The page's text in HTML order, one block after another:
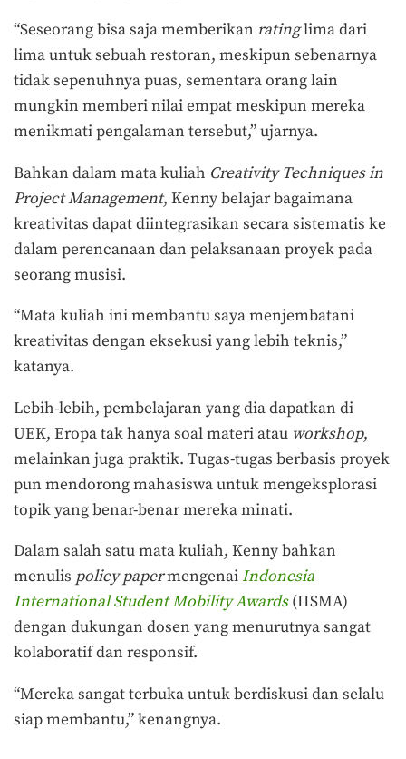
“Seseorang bisa saja memberikan ratinglima dari
lima untuk sebuah restoran, meskipun sebenarnya
tidak sepenuhnya puas, sementara orang lain
mungkin memberi nilai empat meskipun mereka
menikmati pengalaman tersebut,” ujarnya.
Bahkan dalam mata kuliah Creativity Techniques in
Project Management, Kenny belajar bagaimana
kreativitas dapat diintegrasikan secara sistematis ke
dalam perencanaan dan pelaksanaan proyek pada
seorang musisi.
“Mata kuliah ini membantu saya menjembatani
kreativitas dengan eksekusi yang lebih teknis,”
katanya.
Lebih-lebih, pembelajaran yang dia dapatkan di
UEK, Eropa tak hanya soal materi atau workshop,
melainkan juga praktik. Tugas-tugas berbasis proyek
pun mendorong mahasiswa untuk mengeksplorasi
topik yang benar-benar mereka minati.
Dalam salah satu mata kuliah, Kenny bahkan
menulis policy papermengenai Indonesia
International Student Mobility Awards(IISMA)
dengan dukungan dosen yang menurutnya sangat
kolaboratif dan responsif.
“Mereka sangat terbuka untuk berdiskusi dan selalu
siap membantu,” kenangnya.